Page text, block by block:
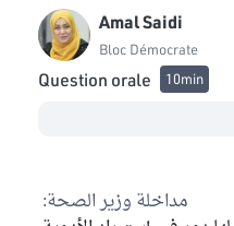
Amal Saidi
Bloc Démocrate
Question orale 10min
مداخلة وزير الصحة: